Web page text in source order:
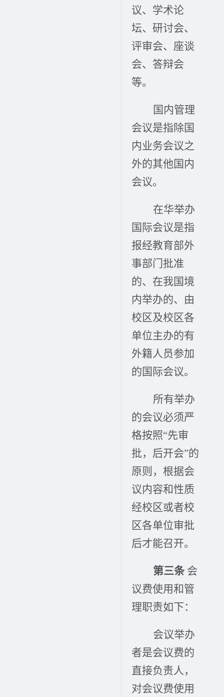
议、学术论
坛、研讨会、
评审会、座谈
会、答辩会
等。
国内管理
会议是指除国
内业务会议之
外的其他国内
会议。
在华举办
国际会议是指
报经教育部外
事部门批准
的、在我国境
内举办的、由
校区及校区各
单位主办的有
外籍人员参加
的国际会议。
所有举办
的会议必须严
格按照“先审
批，后开会”的
原则，根据会
议内容和性质
经校区或者校
区各单位审批
后才能召开。
第三条会
议费使用和管
理职责如下：
会议举办
者是会议费的
直接负责人，
对会议费使用